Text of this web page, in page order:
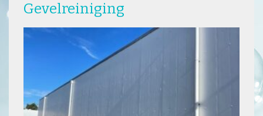
Gevelreiniging